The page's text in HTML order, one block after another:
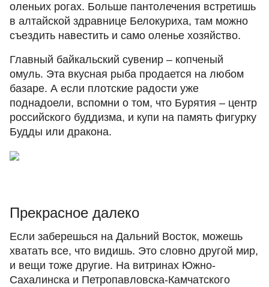
оленьих рогах. Больше пантолечения встретишь
в алтайской здравнице Белокуриха, там можно
съездить навестить и само оленье хозяйство.
Главный байкальский сувенир – копченый
омуль. Эта вкусная рыба продается на любом
базаре. А если плотские радости уже
поднадоели, вспомни о том, что Бурятия – центр
российского буддизма, и купи на память фигурку
Будды или дракона.
Прекрасное далеко
Если заберешься на Дальний Восток, можешь
хватать все, что видишь. Это словно другой мир,
и вещи тоже другие. На витринах Южно-
Сахалинска и Петропавловска-Камчатского